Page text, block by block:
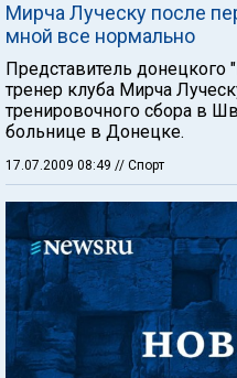
Мирча Луческу после
мной все нормально
Представитель донецкого
тренер клуба Мирча
тренировочного сбора в
больнице в Донецке.
17.07.2009 08:49 // Спорт